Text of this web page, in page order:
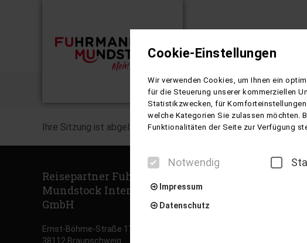
Busreisen
Buchung
Ihre Sitzung ist abgelaufen. Zurück zurStartseite
Reisepartner Fuhrmann
Mundstock International
GmbH
Ernst-Böhme-Straße 17 b
38112 Braunschweig
Cookie-Einstellungen
Wir verwenden Cookies, um Ihnen ein
für die Steuerung unserer kommerziellen
Statistikzwecken, für
welche Kategorien Sie zulassen möchten.
Funktionalitäten der Seite zur Verfügung
Notwendig
Impressum
Datenschutz